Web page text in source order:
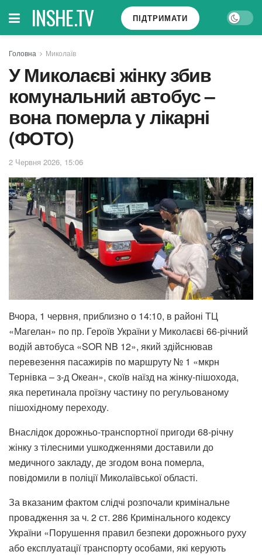
INSHE.TV ПІДТРИМАТИ
Головна Миколаїв
У Миколаєві жінку збив
комунальний автобус –
вона померла у лікарні
(ФОТО)
2 Червня 2026, 15:06
Вчора, 1 червня, приблизно о 14:10, в районі ТЦ
«Магелан» по пр. Героїв України у Миколаєві 66-річний
водій автобуса «SOR NB 12», який здійснював
перевезення пасажирів по маршруту № 1 «мкрн
Тернівка – з-д Океан», скоїв наїзд на жінку-пішохода,
яка перетинала проїзну частину по регульованому
пішохідному переходу.
Внаслідок дорожньо-транспортної пригоди 68-річну
жінку з тілесними ушкодженнями доставили до
медичного закладу, де згодом вона померла,
повідомили в поліції Миколаївської області.
За вказаним фактом слідчі розпочали кримінальне
провадження за ч. 2 ст. 286 Кримінального кодексу
України «Порушення правил безпеки дорожнього руху
або експлуатації транспорту особами, які керують